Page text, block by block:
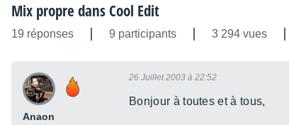
Mix propre dans Cool Edit
19 réponses 9 participants 3 294 vues
Anaon
26 Juillet 2003 à 22:52
Bonjour à toutes et à tous,